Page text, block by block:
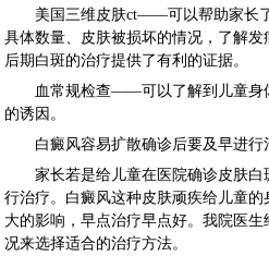
美国三维皮肤ct——可以帮助家长了
具体数量、皮肤被损坏的情况，了解
后期白斑的治疗提供了有利的证据。
血常规检查——可以了解到儿童身体
的诱因。
白癜风容易扩散确诊后要及早进行
家长若是给儿童在医院确诊皮肤白
行治疗。白癜风这种皮肤顽疾给儿童
大的影响，早点治疗早点好。我院医
况来选择适合的治疗方法。